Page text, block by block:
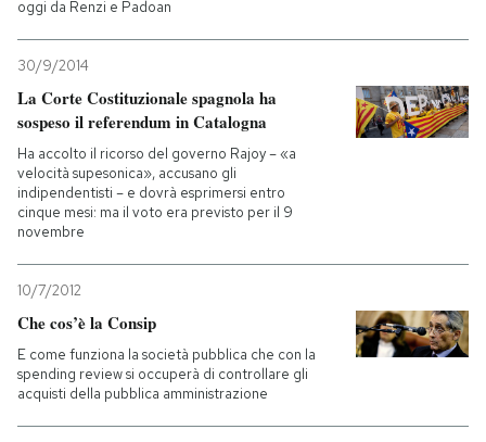
CALENDARIO
Entra
oggi da Renzi e Padoan
30/9/2014
La Corte Costituzionale spagnola ha
sospeso il referendum in Catalogna
Ha accolto il ricorso del governo Rajoy – «a
velocità supesonica», accusano gli
indipendentisti – e dovrà esprimersi entro
cinque mesi: ma il voto era previsto per il 9
novembre
10/7/2012
Che cos’è la Consip
E come funziona la società pubblica che con la
spending review si occuperà di controllare gli
acquisti della pubblica amministrazione